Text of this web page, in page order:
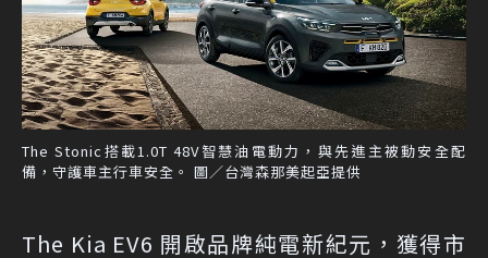
The Stonic搭載1.0T 48V智慧油電動力，與先進主被動安全配
備，守護車主行車安全。 圖／台灣森那美起亞提供
The Kia EV6 開啟品牌純電新紀元，獲得市